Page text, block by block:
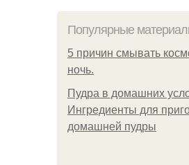
Популярные
5 причин смывать
ночь.
Пудра в домашних
Ингредиенты для
домашней пудры